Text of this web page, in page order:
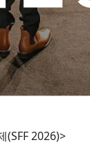
(SFF 2026)>